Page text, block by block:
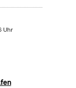
Uhr